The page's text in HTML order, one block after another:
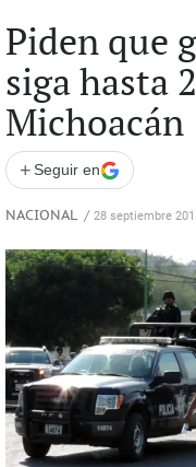
Piden que
siga hasta
Michoacán
+ Seguir en
NACIONAL / 28 septiembre